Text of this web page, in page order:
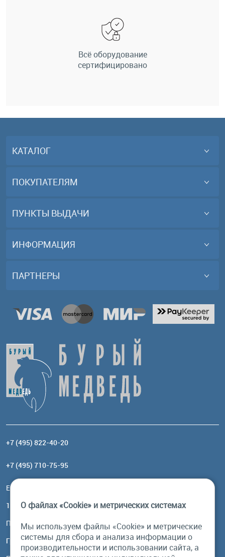
Всё оборудование
сертифицировано
КАТАЛОГ
ПОКУПАТЕЛЯМ
ПУНКТЫ ВЫДАЧИ
ИНФОРМАЦИЯ
ПАРТНЕРЫ
+7 (495) 822-40-20
+7 (495) 710-75-95
Email:
117485, Москва, ул. Профсоюзная, 84/32, корп 1
Посмотреть на карте
График работы
О файлах «Cookie» и метрических системах
Мы используем файлы «Cookie» и метрические
системы для сбора и анализа информации о
производительности и использовании сайта, а